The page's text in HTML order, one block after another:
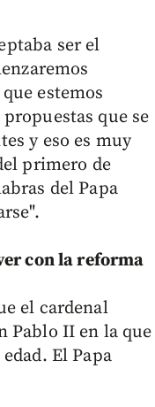
ser el
estemos
que se
y eso es muy
primero de
del Papa
con la reforma
el cardenal
Pablo II en la que
El Papa